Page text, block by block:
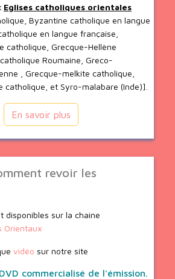
Eglises catholiques orientales
Byzantine catholique en langue
en langue française,
catholique, Grecque-Hellène
Roumaine, Greco-
, Grecque-melkite catholique,
catholique, et Syro-malabare (Inde)].
En savoir plus
revoir les
disponibles sur la chaine
Orientaux
vidéo sur notre site
commercialisé de l'émission.